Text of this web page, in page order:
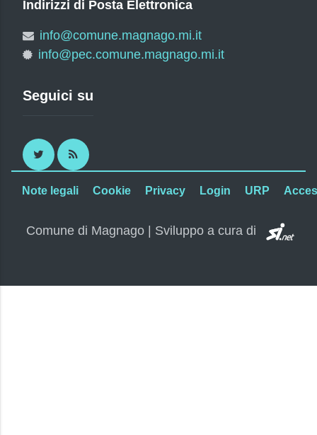
Indirizzi di Posta Elettronica
info@comune.magnago.mi.it
info@pec.comune.magnago.mi.it
Seguici su
Twitter RSS
Note legali Cookie Privacy Login URP
Comune di Magnago | Sviluppo a cura di